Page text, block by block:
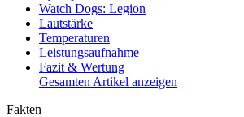
Watch Dogs: Legion
Lautstärke
Temperaturen
Leistungsaufnahme
Fazit & Wertung
Gesamten Artikel anzeigen
Fakten